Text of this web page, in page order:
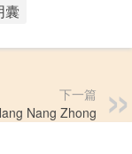
囊
下一篇
Nang Zhong